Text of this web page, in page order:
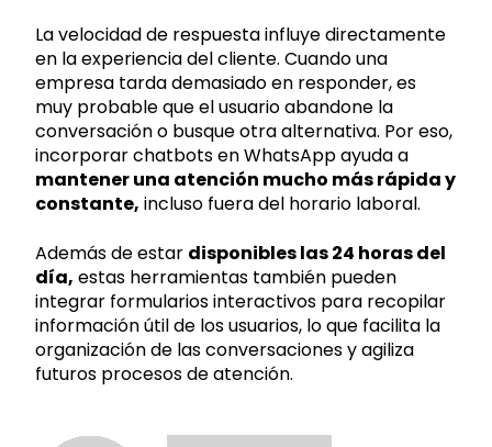
La velocidad de respuesta influye directamente
en la experiencia del cliente. Cuando una
empresa tarda demasiado en responder, es
muy probable que el usuario abandone la
conversación o busque otra alternativa. Por eso,
incorporar chatbots en WhatsApp ayuda a
mantener una atención mucho más rápida y
constante, incluso fuera del horario laboral.
Además de estar disponibles las 24 horas del
día, estas herramientas también pueden
integrar formularios interactivos para recopilar
información útil de los usuarios, lo que facilita la
organización de las conversaciones y agiliza
futuros procesos de atención.